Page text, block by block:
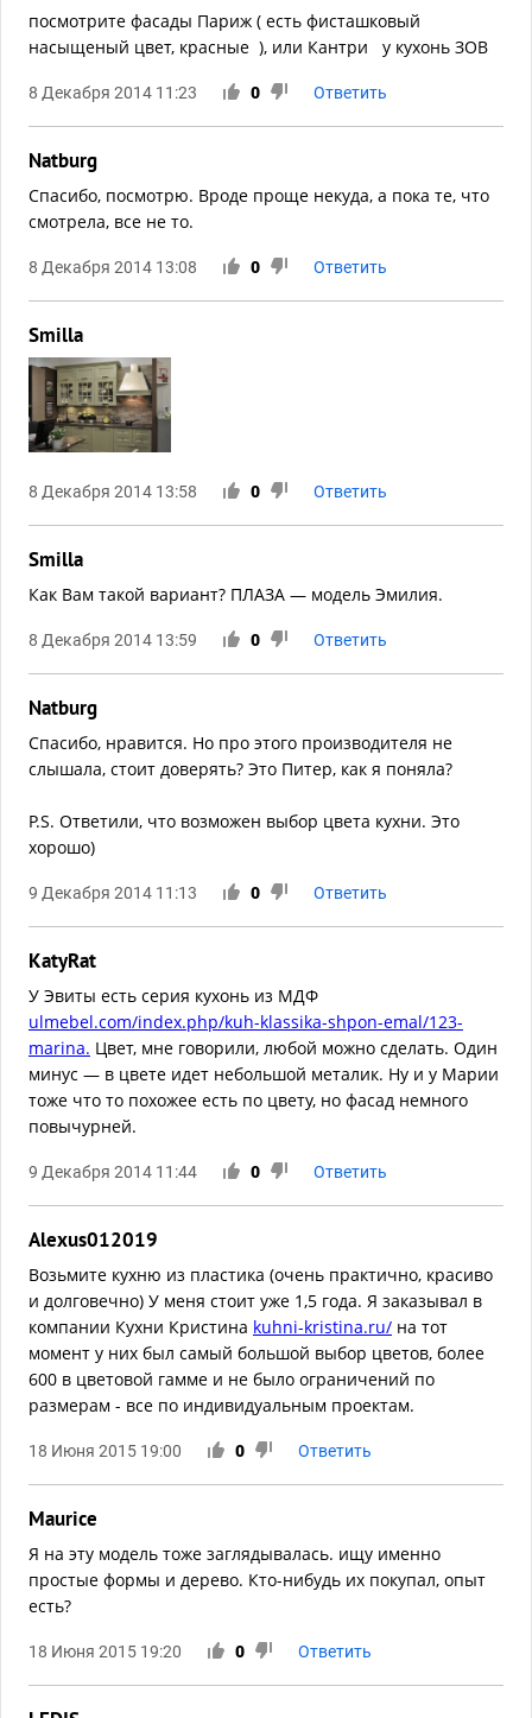
посмотрите фасады Париж ( есть фисташковый
насыщеный цвет, красные ), или Кантри у кухонь ЗОВ
8 Декабря 2014 11:23 0 Ответить
Natburg
Спасибо, посмотрю. Вроде проще некуда, а пока те, что
смотрела, все не то.
8 Декабря 2014 13:08 0 Ответить
Smilla
8 Декабря 2014 13:58 0 Ответить
Smilla
Как Вам такой вариант? ПЛАЗА — модель Эмилия.
8 Декабря 2014 13:59 0 Ответить
Natburg
Спасибо, нравится. Но про этого производителя не
слышала, стоит доверять? Это Питер, как я поняла?
P.S. Ответили, что возможен выбор цвета кухни. Это
хорошо)
9 Декабря 2014 11:13 0 Ответить
KatyRat
У Эвиты есть серия кухонь из МДФ
ulmebel.com/index.php/kuh-klassika-shpon-emal/123-
marina. Цвет, мне говорили, любой можно сделать. Один
минус — в цвете идет небольшой металик. Ну и у Марии
тоже что то похожее есть по цвету, но фасад немного
повычурней.
9 Декабря 2014 11:44 0 Ответить
Alexus012019
Возьмите кухню из пластика (очень практично, красиво
и долговечно) У меня стоит уже 1,5 года. Я заказывал в
компании Кухни Кристина kuhni-kristina.ru/ на тот
момент у них был самый большой выбор цветов, более
600 в цветовой гамме и не было ограничений по
размерам - все по индивидуальным проектам.
18 Июня 2015 19:00 0 Ответить
Maurice
Я на эту модель тоже заглядывалась. ищу именно
простые формы и дерево. Кто-нибудь их покупал, опыт
есть?
18 Июня 2015 19:20 0 Ответить